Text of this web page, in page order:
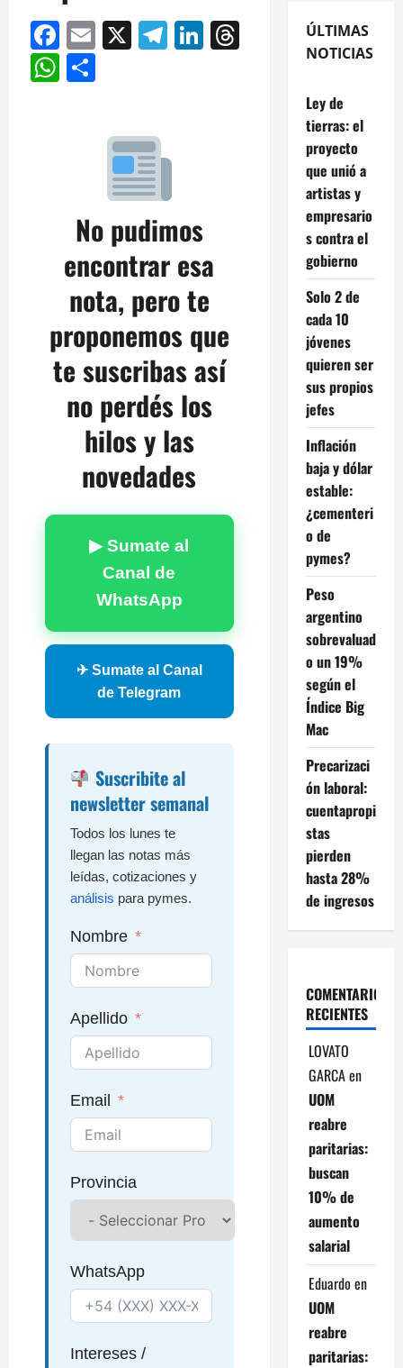
Facebook
Email
X Telegram
LinkedIn
Threads
WhatsApp
No pudimos
encontrar esa
nota, pero te
proponemos que
te suscribas así
no perdés los
hilos y las
novedades
▶ Sumate al
Canal de
WhatsApp
✈ Sumate al Canal
de Telegram
Suscribite al
newsletter semanal
Todos los lunes te
llegan las notas más
leídas, cotizaciones y
análisis para pymes.
Nombre
Apellido
Email
Provincia
WhatsApp
Intereses /
ÚLTIMAS
NOTICIAS
Ley de
tierras: el
proyecto
que unió a
artistas y
empresario
s contra el
gobierno
Solo 2 de
cada 10
jóvenes
quieren ser
sus propios
jefes
Inflación
baja y dólar
estable:
¿cementeri
o de
pymes?
Peso
argentino
sobrevaluad
o un 19%
según el
Índice Big
Mac
Precarizaci
ón laboral:
cuentapropi
stas
pierden
hasta 28%
de ingresos
COMENTARIOS
RECIENTES
LOVATO
GARCAen
UOM
reabre
paritarias:
buscan
10% de
aumento
salarial
Eduardo en
UOM
reabre
paritarias: